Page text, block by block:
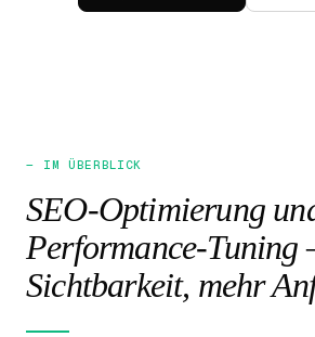
— IM ÜBERBLICK
SEO-Optimierung
Performance-
Sichtbarkeit, mehr